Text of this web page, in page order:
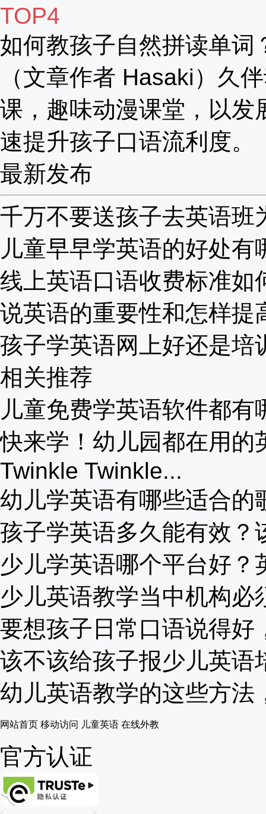
TOP4
如何教孩子自然拼读单词
（文章作者 Hasaki）久
课，趣味动漫课堂，以发
速提升孩子口语流利度。
最新发布
千万不要送孩子去英语班
儿童早早学英语的好处有
线上英语口语收费标准如
说英语的重要性和怎样提
孩子学英语网上好还是培
相关推荐
儿童免费学英语软件都有
快来学！幼儿园都在用的
Twinkle Twinkle...
幼儿学英语有哪些适合的
孩子学英语多久能有效？
少儿学英语哪个平台好？
少儿英语教学当中机构必
要想孩子日常口语说得好
该不该给孩子报少儿英语
幼儿英语教学的这些方法
网站首页 移动访问 儿童英语 在线外教
官方认证